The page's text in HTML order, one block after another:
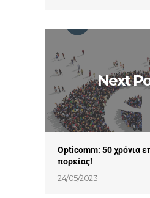
Next
Οpticomm: 50 χρόνια
πορείας!
24/05/2023